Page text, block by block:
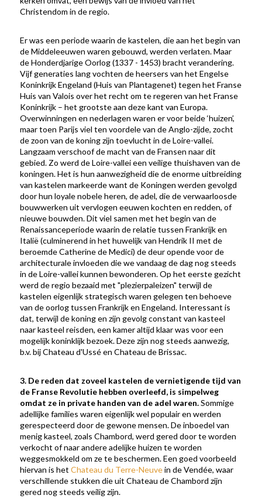
Christendom in de regio.
Er was een periode waarin de kastelen, die aan het begin van
de Middeleeuwen waren gebouwd, werden verlaten. Maar
de Honderdjarige Oorlog (1337 - 1453) bracht verandering.
Vijf generaties lang vochten de heersers van het Engelse
Koninkrijk Engeland (Huis van Plantagenet) tegen het Franse
Huis van Valois over het recht om te regeren van het Franse
Koninkrijk – het grootste aan deze kant van Europa.
Overwinningen en nederlagen waren er voor beide ‘huizen’,
maar toen Parijs viel ten voordele van de Anglo-zijde, zocht
de zoon van de koning zijn toevlucht in de Loire-vallei.
Langzaam verschoof de macht van de Fransen naar dit
gebied. Zo werd de Loire-vallei een veilige thuishaven van de
koningen. Het is hun aanwezigheid die de enorme uitbreiding
van kastelen markeerde want de Koningen werden gevolgd
door hun loyale nobele heren, de adel, die de verwaarloosde
bouwwerken uit vervlogen eeuwen kochten en redden, of
nieuwe bouwden. Dit viel samen met het begin van de
Renaissanceperiode waarin de relatie tussen Frankrijk en
Italië (culminerend in het huwelijk van Hendrik II met de
beroemde Catherine de Medici) de deur opende voor de
architecturale invloeden die we vandaag de dag nog steeds
in de Loire-vallei kunnen bewonderen. Op het eerste gezicht
werd de regio bezaaid met "plezierpaleizen" terwijl de
kastelen eigenlijk strategisch waren gelegen ten behoeve
van de oorlog tussen Frankrijk en Engeland. Interessant is
dat, terwijl de koning en zijn gevolg constant van kasteel
naar kasteel reisden, een kamer altijd klaar was voor een
mogelijk koninklijk bezoek. Deze zijn nog steeds aanwezig,
b.v. bij Chateau d'Ussé en Chateau de Brissac.
3. De reden dat zoveel kastelen de vernietigende tijd van
de Franse Revolutie hebben overleefd, is simpelweg
omdat ze in private handen van de adel waren.Sommige
adellijke families waren eigenlijk wel populair en werden
gerespecteerd door de gewone mensen. De inboedel van
menig kasteel, zoals Chambord, werd gered door te worden
verkocht of naar andere adelijke huizen te worden
weggesmokkeld om ze te beschermen. Een goed voorbeeld
hiervan is hetChateau du Terre-Neuvein de Vendée, waar
verschillende stukken die uit Chateau de Chambord zijn
gered nog steeds veilig zijn.